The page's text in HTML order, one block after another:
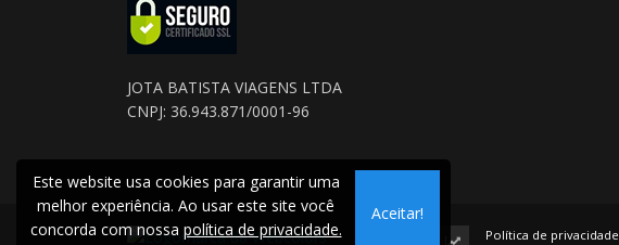
JOTA BATISTA VIAGENS LTDA
CNPJ: 36.943.871/0001-96
Política de privacidade
Este website usa cookies para garantir uma
melhor experiência. Ao usar este site você
concorda com nossa política de privacidade.
Aceitar!